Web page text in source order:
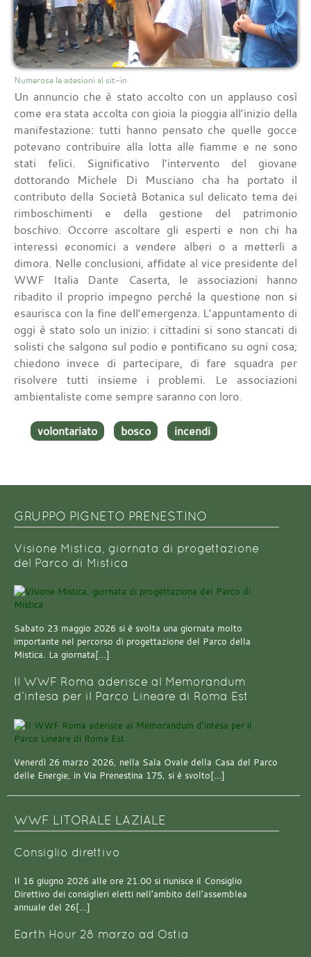
Numerose le adesioni al sit-in
Un annuncio che è stato accolto con un applauso così
come era stata accolta con gioia la pioggia all’inizio della
manifestazione: tutti hanno pensato che quelle gocce
potevano contribuire alla lotta alle fiamme e ne sono
stati felici. Significativo l’intervento del giovane
dottorando Michele Di Musciano cha ha portato il
contributo della Società Botanica sul delicato tema dei
rimboschimenti e della gestione del patrimonio
boschivo. Occorre ascoltare gli esperti e non chi ha
interessi economici a vendere alberi o a metterli a
dimora. Nelle conclusioni, affidate al vice presidente del
WWF Italia Dante Caserta, le associazioni hanno
ribadito il proprio impegno perché la questione non si
esaurisca con la fine dell’emergenza. L’appuntamento di
oggi è stato solo un inizio: i cittadini si sono stancati di
solisti che salgono sul podio e pontificano su ogni cosa;
chiedono invece di partecipare, di fare squadra per
risolvere tutti insieme i problemi. Le associazioni
ambientaliste come sempre saranno con loro.
volontariato bosco incendi
GRUPPO PIGNETO PRENESTINO
Visione Mistica, giornata di progettazione
del Parco di Mistica
Sabato 23 maggio 2026 si è svolta una giornata molto
importante nel percorso di progettazione del Parco della
Mistica. La giornata[…]
Il WWF Roma aderisce al Memorandum
d’intesa per il Parco Lineare di Roma Est
Venerdì 26 marzo 2026, nella Sala Ovale della Casa del Parco
delle Energie, in Via Prenestina 175, si è svolto[…]
WWF LITORALE LAZIALE
Consiglio direttivo
Il 16 giugno 2026 alle ore 21.00 si riunisce il Consiglio
Direttivo dei consiglieri eletti nell’ambito dell’assemblea
annuale del 26[…]
Earth Hour 28 marzo ad Ostia